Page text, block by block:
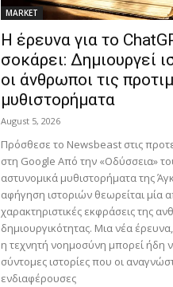
MARKET
H έρευνα για το
σοκάρει: Δημιουργεί
οι άνθρωποι τις
μυθιστορήματα
August 5, 2026
Πρόσθεσε το Newsbeast στις
στη Google Από την «Οδύσσεια»
αστυνομικά μυθιστορήματα της
αφήγηση ιστοριών θεωρείται μία
χαρακτηριστικές εκφράσεις της
δημιουργικότητας. Μια νέα
η τεχνητή νοημοσύνη μπορεί ήδη
σύντομες ιστορίες που οι
ενδιαφέρουσες